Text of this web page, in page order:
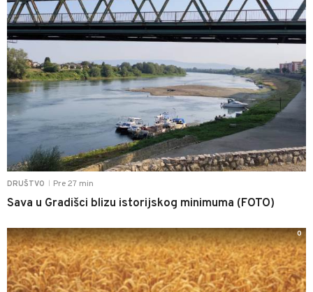
DRUŠTVO Pre 27 min
Sava u Gradišci blizu istorijskog minimuma (FOTO)
0